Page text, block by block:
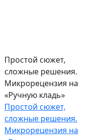
Простой сюжет,
сложные решения.
Микрорецензия на
«Ручную кладь»
Простой сюжет,
сложные решения.
Микрорецензия на